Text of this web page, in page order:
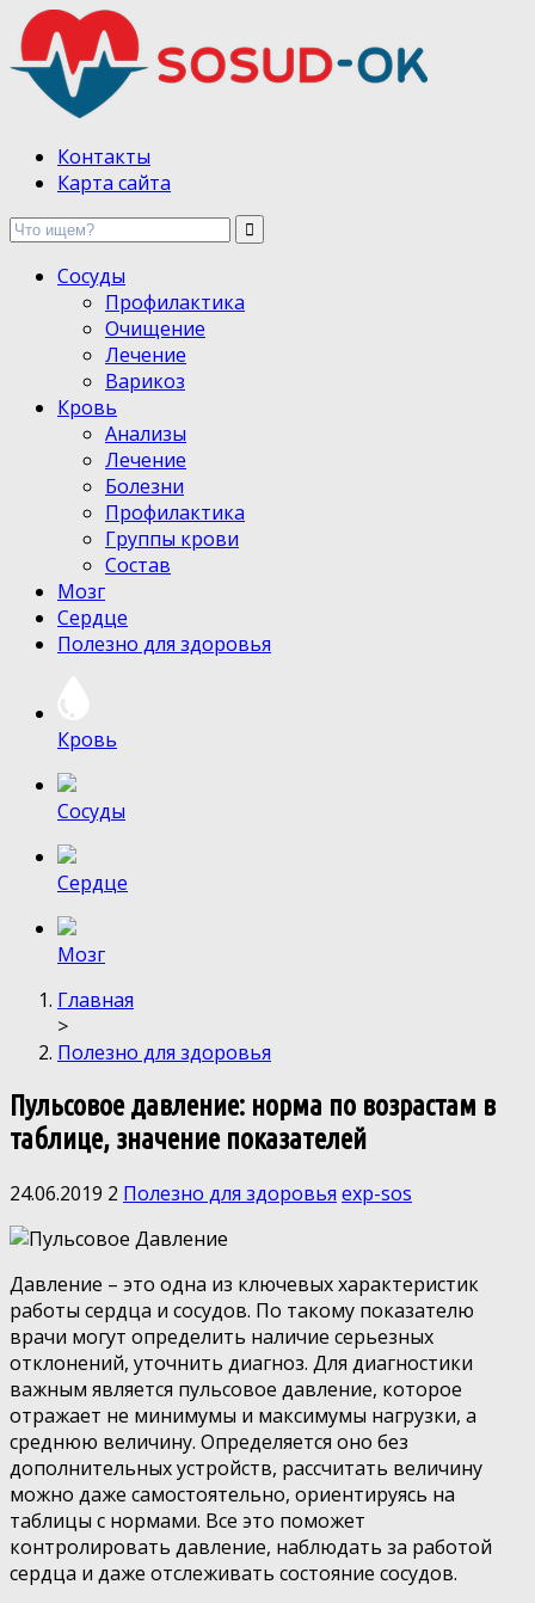
Здоровые сосуды, лечение и профилактика
Контакты
Карта сайта
Сосуды
Профилактика
Очищение
Лечение
Варикоз
Кровь
Анализы
Лечение
Болезни
Профилактика
Группы крови
Состав
Мозг
Сердце
Полезно для здоровья
Кровь
Сосуды
Сердце
Мозг
Главная
>
Полезно для здоровья
Пульсовое давление: норма по возрастам в
таблице, значение показателей
24.06.2019 2 Полезно для здоровья exp-sos
Давление – это одна из ключевых характеристик
работы сердца и сосудов. По такому показателю
врачи могут определить наличие серьезных
отклонений, уточнить диагноз. Для диагностики
важным является пульсовое давление, которое
отражает не минимумы и максимумы нагрузки, а
среднюю величину. Определяется оно без
дополнительных устройств, рассчитать величину
можно даже самостоятельно, ориентируясь на
таблицы с нормами. Все это поможет
контролировать давление, наблюдать за работой
сердца и даже отслеживать состояние сосудов.